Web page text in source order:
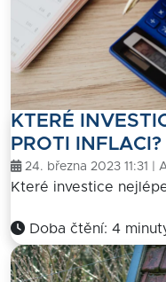
KTERÉ
PROTI INFLACI?
24. března 2023 11:31 |
Které investice
Doba čtění: 4